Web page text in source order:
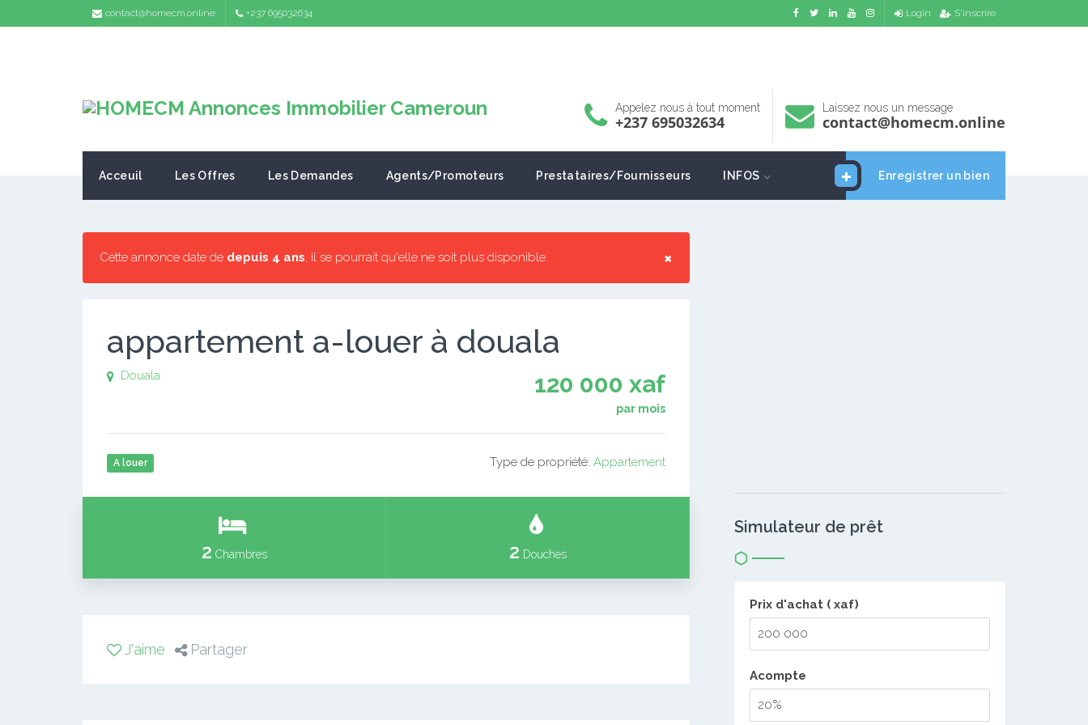
contact@homecm.online +237 695032634 Login S'inscrire
Appelez nous à tout moment
+237 695032634
Laissez nous un message
contact@homecm.online
Enregistrer un bien
Acceuil Les Offres Les Demandes Agents/Promoteurs Prestataires/Fournisseurs INFOS
×
Cette annonce date de depuis 4 ans, il se pourrait qu'elle ne soit plus disponible.
appartement a-louer à douala
120 000 xaf
par mois
Douala
A louer Type de propriété: Appartement
2 Chambres 2 Douches
J'aime Partager
Simulateur de prêt
Prix d'achat ( xaf)
Acompte